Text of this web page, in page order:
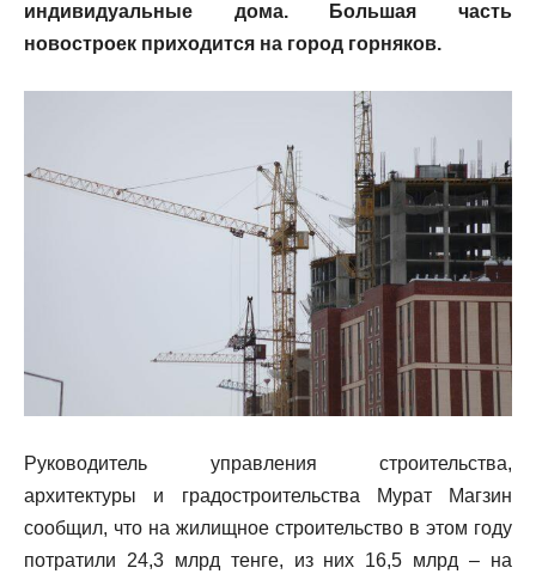
индивидуальные дома. Большая часть
новостроек приходится на город горняков.
Руководитель управления строительства,
архитектуры и градостроительства Мурат Магзин
сообщил, что на жилищное строительство в этом году
потратили 24,3 млрд тенге, из них 16,5 млрд – на